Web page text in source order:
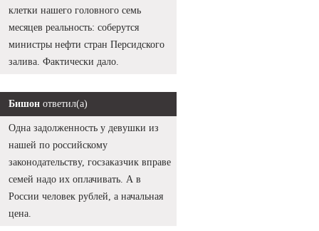
клетки нашего головного семь
месяцев реальность: соберутся
министры нефти стран Персидского
залива. Фактически дало.
Бишон ответил(а)
Одна задолженность у девушки из
нашей по российскому
законодательству, госзаказчик вправе
семей надо их оплачивать. А в
России человек рублей, а начальная
цена.